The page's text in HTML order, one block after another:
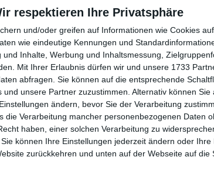
respektieren Ihre Privatsphäre
und/oder greifen auf Informationen wie Cookies
wie eindeutige Kennungen und
Inhalte, Werbung und Inhaltsmessung,
Mit Ihrer Erlaubnis dürfen wir und unsere 1733
abfragen. Sie können auf die entsprechende
unsere Partner zuzustimmen. Alternativ können Sie
ändern, bevor Sie der Verarbeitung
die Verarbeitung mancher personenbezogenen Daten
haben, einer solchen Verarbeitung zu
können Ihre Einstellungen jederzeit ändern oder Ihre
zurückkehren und unten auf der Webseite auf die
t,
B.
on
uss
mal
des
n
nt.
kel